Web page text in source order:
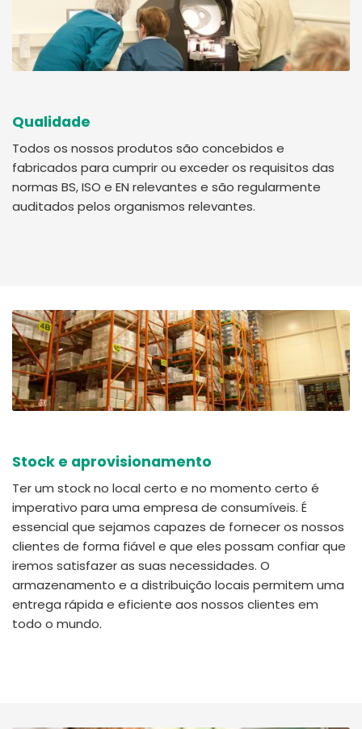
Qualidade
Todos os nossos produtos são concebidos e
fabricados para cumprir ou exceder os requisitos das
normas BS, ISO e EN relevantes e são regularmente
auditados pelos organismos relevantes.
Stock e aprovisionamento
Ter um stock no local certo e no momento certo é
imperativo para uma empresa de consumíveis. É
essencial que sejamos capazes de fornecer os nossos
clientes de forma fiável e que eles possam confiar que
iremos satisfazer as suas necessidades. O
armazenamento e a distribuição locais permitem uma
entrega rápida e eficiente aos nossos clientes em
todo o mundo.